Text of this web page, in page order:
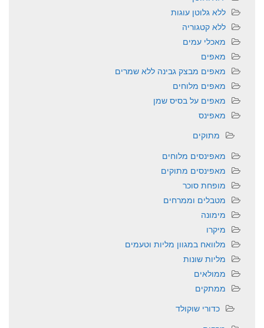
ללא גלוטן עוגות
ללא קטגוריה
מאכלי עמים
מאפים
מאפים מבצק גבינה ללא שמרים
מאפים מלוחים
מאפים על בסיס שמן
מאפינס
מתוקים
מאפינסים מלוחים
מאפינסים מתוקים
מופחת סוכר
מטבלים וממרחים
מימונה
מיקרו
מלוואח במגוון מליות וטעמים
מליות שונות
ממולאים
ממתקים
כדורי שוקולד